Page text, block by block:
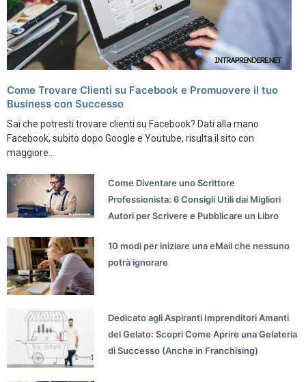
Come Trovare Clienti su Facebook e Promuovere il tuo
Business con Successo
Sai che potresti trovare clienti su Facebook? Dati alla mano
Facebook, subito dopo Google e Youtube, risulta il sito con
maggiore...
Come Diventare uno Scrittore
Professionista: 6 Consigli Utili dai Migliori
Autori per Scrivere e Pubblicare un Libro
10 modi per iniziare una eMail che nessuno
potrà ignorare
Dedicato agli Aspiranti Imprenditori Amanti
del Gelato: Scopri Come Aprire una Gelateria
di Successo (Anche in Franchising)